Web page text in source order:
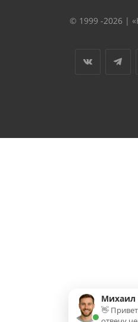
© 1999 -2026 |
Михаил
👋